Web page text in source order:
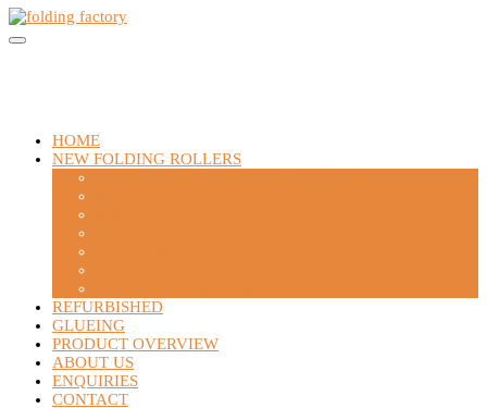
HOME
NEW FOLDING ROLLERS
REFURBISHED
GLUEING
PRODUCT OVERVIEW
ABOUT US
ENQUIRIES
CONTACT